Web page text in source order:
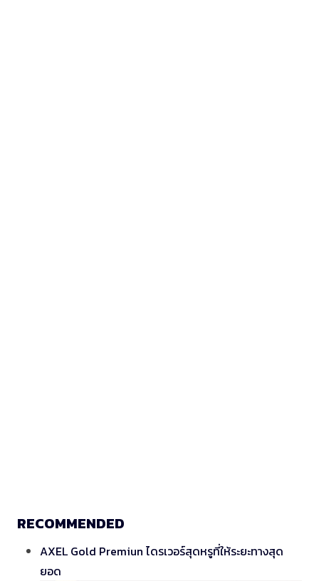
RECOMMENDED
AXEL Gold Premiun ไดรเวอร์สุดหรูที่ให้ระยะทางสุด
ยอด